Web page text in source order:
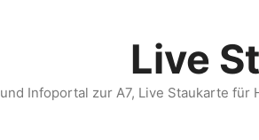
Live
Infoportal zur A7, Live Staukarte